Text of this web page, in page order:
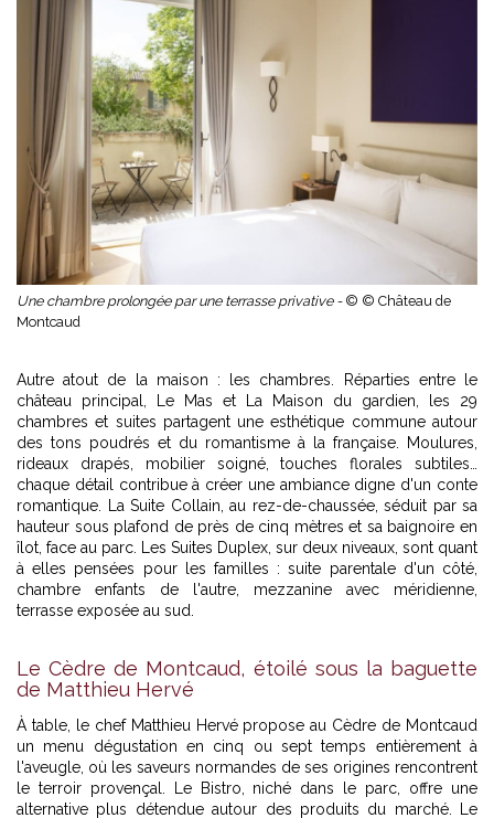
Une chambre prolongée par une terrasse privative - © © Château de
Montcaud
Autre atout de la maison : les chambres. Réparties entre le
château principal, Le Mas et La Maison du gardien, les 29
chambres et suites partagent une esthétique commune autour
des tons poudrés et du romantisme à la française. Moulures,
rideaux drapés, mobilier soigné, touches florales subtiles…
chaque détail contribue à créer une ambiance digne d'un conte
romantique. La Suite Collain, au rez-de-chaussée, séduit par sa
hauteur sous plafond de près de cinq mètres et sa baignoire en
îlot, face au parc. Les Suites Duplex, sur deux niveaux, sont quant
à elles pensées pour les familles : suite parentale d'un côté,
chambre enfants de l'autre, mezzanine avec méridienne,
terrasse exposée au sud.
Le Cèdre de Montcaud, étoilé sous la baguette
de Matthieu Hervé
À table, le chef Matthieu Hervé propose au Cèdre de Montcaud
un menu dégustation en cinq ou sept temps entièrement à
l'aveugle, où les saveurs normandes de ses origines rencontrent
le terroir provençal. Le Bistro, niché dans le parc, offre une
alternative plus détendue autour des produits du marché. Le